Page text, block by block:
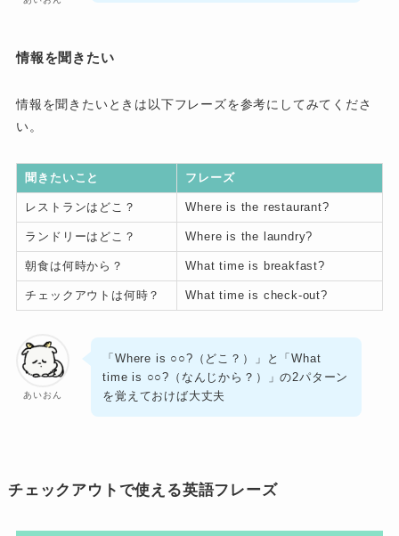
情報を聞きたい
情報を聞きたいときは以下フレーズを参考にしてみてくださ
い。
聞きたいこと フレーズ
レストランはどこ？ Where is the restaurant?
ランドリーはどこ？ Where is the laundry?
朝食は何時から？ What time is breakfast?
チェックアウトは何時？ What time is check-out?
あいおん
「Where is ○○?（どこ？）」と「What
time is ○○?（なんじから？）」の2パターン
を覚えておけば大丈夫
チェックアウトで使える英語フレーズ